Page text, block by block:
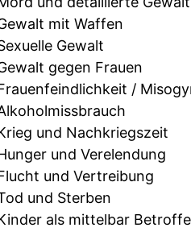
mit Waffen
Gewalt
gegen Frauen
/
und Nachkriegszeit
und Verelendung
und Vertreibung
und Sterben
als mittelbar